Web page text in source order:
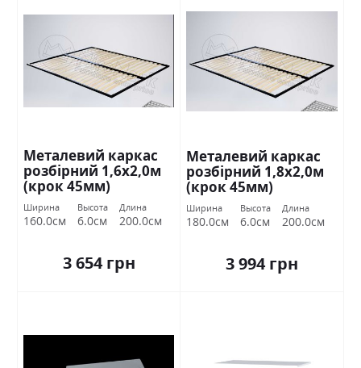
Металевий каркас
розбірний 1,6х2,0м
(крок 45мм)
Ширина
160.0см
Высота
6.0см
Длина
200.0см
3 654 грн
Металевий каркас
розбірний 1,8х2,0м
(крок 45мм)
Ширина
180.0см
Высота
6.0см
Длина
200.0см
3 994 грн